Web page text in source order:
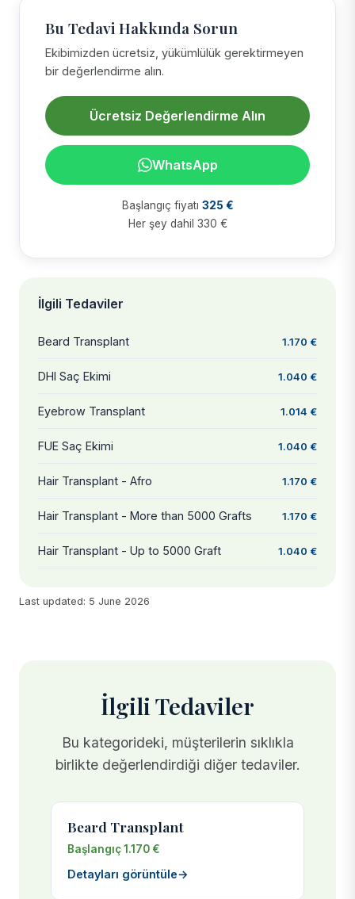
Bu Tedavi Hakkında Sorun
Ekibimizden ücretsiz, yükümlülük gerektirmeyen
bir değerlendirme alın.
Ücretsiz Değerlendirme Alın
WhatsApp
Başlangıç fiyatı 325 €
Her şey dahil 330 €
İlgili Tedaviler
Beard Transplant 1.170 €
DHI Saç Ekimi 1.040 €
Eyebrow Transplant 1.014 €
FUE Saç Ekimi 1.040 €
Hair Transplant - Afro 1.170 €
Hair Transplant - More than 5000 Grafts 1.170 €
Hair Transplant - Up to 5000 Graft 1.040 €
Last updated: 5 June 2026
İlgili Tedaviler
Bu kategorideki, müşterilerin sıklıkla
birlikte değerlendirdiği diğer tedaviler.
Beard Transplant
Başlangıç 1.170 €
Detayları görüntüle→